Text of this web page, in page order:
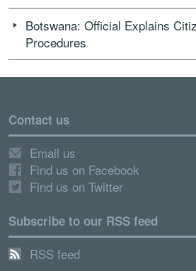
Botswana: Official Explains
Procedures
Contact us
Email us
Find us on Facebook
Find us on Twitter
Subscribe to our RSS feed
RSS feed